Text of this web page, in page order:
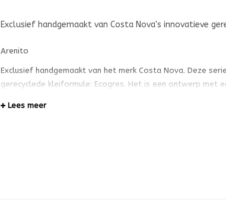
Exclusief handgemaakt van Costa Nova's innovatieve
Arenito
Exclusief handgemaakt van het merk Costa Nova. Deze
gerecyclede kleiformule: Ecogres. Het is een ontwerp met
kommen en pokébowls, aangeboden in zes rustgevende
Lees meer